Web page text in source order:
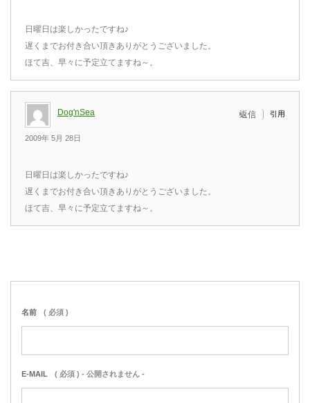
日曜日は楽しかったですね♪
遅くまでお付き合い頂きありがとうございました。
ほて吉、早々に予定立てますね～。
Dog'nSea
2009年 5月 28日
返信 引用
日曜日は楽しかったですね♪
遅くまでお付き合い頂きありがとうございました。
ほて吉、早々に予定立てますね～。
名前 ( 必須 )
E-MAIL ( 必須 ) - 公開されません -